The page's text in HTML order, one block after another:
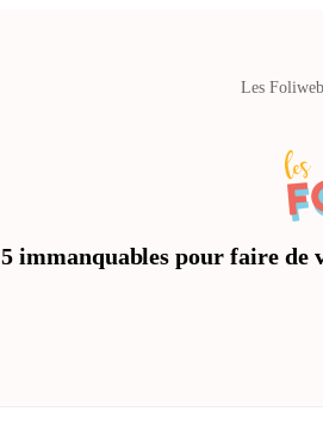
Les
5 immanquables pour faire de